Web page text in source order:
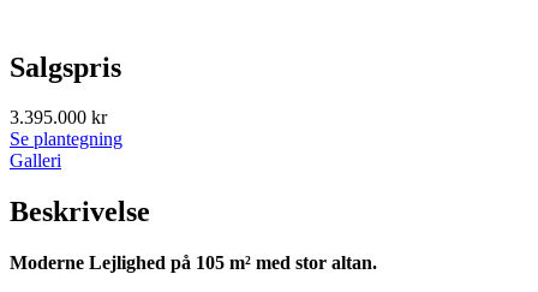
Salgspris
3.395.000 kr
Se plantegning
Galleri
Beskrivelse
Moderne Lejlighed på 105 m² med stor altan.